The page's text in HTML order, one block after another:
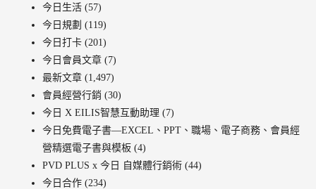
今日生活 (57)
今日規劃 (119)
今日打卡 (201)
今日會員文章 (7)
最新文章 (1,497)
會員經營行銷 (30)
今日 X EILIS智慧互動助理 (7)
今日免費電子書—EXCEL、PPT、職場、電子商務、會員經
營精選電子書與模板 (4)
PVD PLUS x 今日 自媒體行銷術 (44)
今日合作 (234)